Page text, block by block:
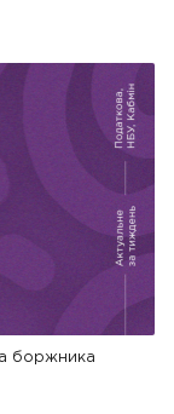
боржника